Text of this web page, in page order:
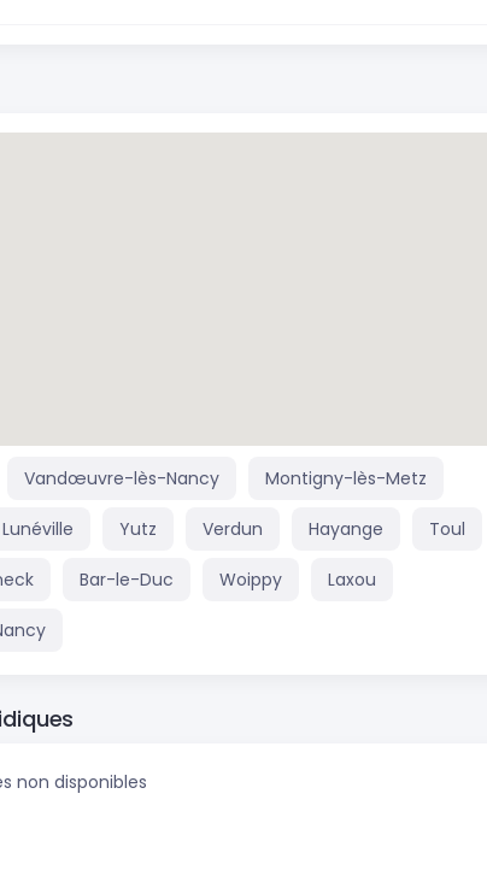
Vandœuvre-lès-Nancy Montigny-lès-Metz
Lunéville Yutz Verdun Hayange Toul
Bar-le-Duc Woippy Laxou
non disponibles